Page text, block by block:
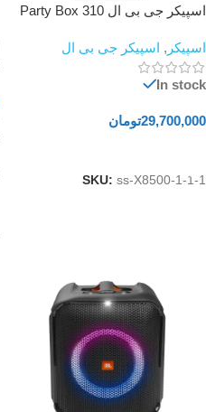
اسپیکر جی بی ال Party Box 310
اسپیکر , اسپیکر جی بی ال
In stock
29,700,000تومان
SKU: ss-X8500-1-1-1